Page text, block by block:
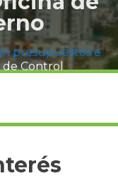
presupuestos e
de Control